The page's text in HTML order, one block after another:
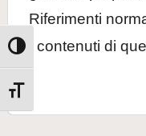
Attiva/disattiva alto
Attiva/disattiva dimensione
Riferimenti
I contenuti di